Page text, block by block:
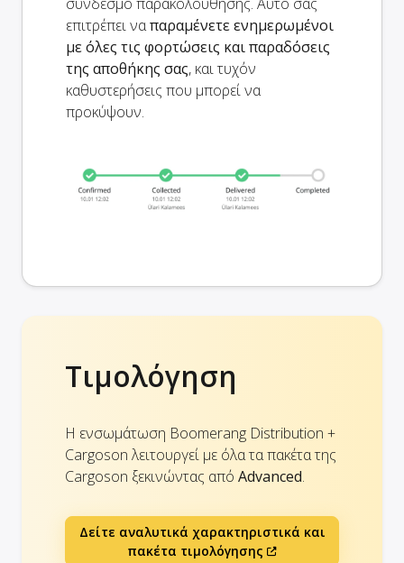
επιτρέπει ναπαραμένετε ενημερωμένοι
με όλες τις φορτώσεις και παραδόσεις
της αποθήκης σας, και τυχόν
καθυστερήσεις που μπορεί να
προκύψουν.
Τιμολόγηση
Η ενσωμάτωση Boomerang Distribution +
Cargoson λειτουργεί με όλα τα πακέτα της
Cargoson ξεκινώντας από Advanced.
Δείτε αναλυτικά χαρακτηριστικά και
πακέτα τιμολόγησης